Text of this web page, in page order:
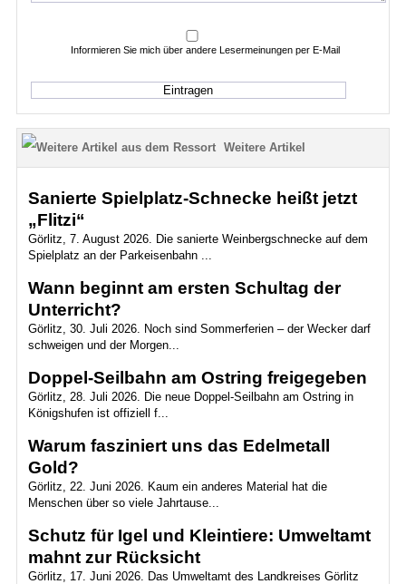
Informieren Sie mich über andere Lesermeinungen per E-Mail
Weitere Artikel
Sanierte Spielplatz-Schnecke heißt jetzt
„Flitzi“
Görlitz, 7. August 2026. Die sanierte Weinbergschnecke auf dem
Spielplatz an der Parkeisenbahn ...
Wann beginnt am ersten Schultag der
Unterricht?
Görlitz, 30. Juli 2026. Noch sind Sommerferien – der Wecker darf
schweigen und der Morgen...
Doppel-Seilbahn am Ostring freigegeben
Görlitz, 28. Juli 2026. Die neue Doppel-Seilbahn am Ostring in
Königshufen ist offiziell f...
Warum fasziniert uns das Edelmetall
Gold?
Görlitz, 22. Juni 2026. Kaum ein anderes Material hat die
Menschen über so viele Jahrtause...
Schutz für Igel und Kleintiere: Umweltamt
mahnt zur Rücksicht
Görlitz, 17. Juni 2026. Das Umweltamt des Landkreises Görlitz